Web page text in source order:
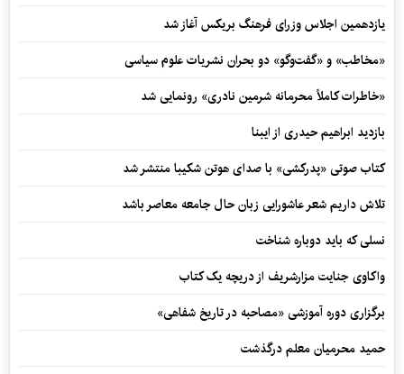
یازدهمین اجلاس وزرای فرهنگ بریکس آغاز شد
«مخاطب» و «گفت‌وگو» دو بحران نشریات علوم سیاسی
«خاطرات کاملاً محرمانه شرمین نادری» رونمایی شد
بازدید ابراهیم حیدری از ایبنا
کتاب صوتی «پدرکشی» با صدای هوتن شکیبا منتشر شد
تلاش داریم شعر عاشورایی زبان حال جامعه معاصر باشد
نسلی که باید دوباره شناخت
واکاوی جنایت مزارشریف از دریچه یک کتاب
برگزاری دوره آموزشی «مصاحبه در تاریخ شفاهی»
حمید محرمیان معلم درگذشت